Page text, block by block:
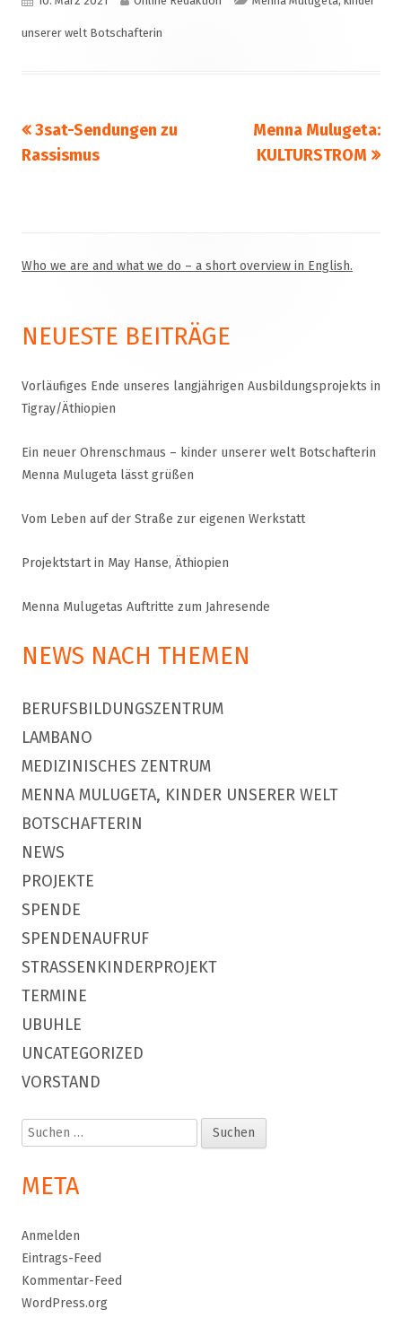
am
unserer welt Botschafterin
Beitragsnavigation
Vorheriger
Beitrag:
3sat-Sendungen zu
Rassismus
Nächster
Beitrag
Menna Mulugeta:
KULTURSTROM
Haupt-
Who we are and what we do – a short overview in English.
NEUESTE BEITRÄGE
Vorläufiges Ende unseres langjährigen Ausbildungsprojekts in
Tigray/Äthiopien
Ein neuer Ohrenschmaus – kinder unserer welt Botschafterin
Menna Mulugeta lässt grüßen
Vom Leben auf der Straße zur eigenen Werkstatt
Projektstart in May Hanse, Äthiopien
Menna Mulugetas Auftritte zum Jahresende
NEWS NACH THEMEN
BERUFSBILDUNGSZENTRUM
LAMBANO
MEDIZINISCHES ZENTRUM
MENNA MULUGETA, KINDER UNSERER WELT
BOTSCHAFTERIN
NEWS
PROJEKTE
SPENDE
SPENDENAUFRUF
STRASSENKINDERPROJEKT
TERMINE
UBUHLE
UNCATEGORIZED
VORSTAND
Suchen
nach:
META
Anmelden
Eintrags-Feed
Kommentar-Feed
WordPress.org